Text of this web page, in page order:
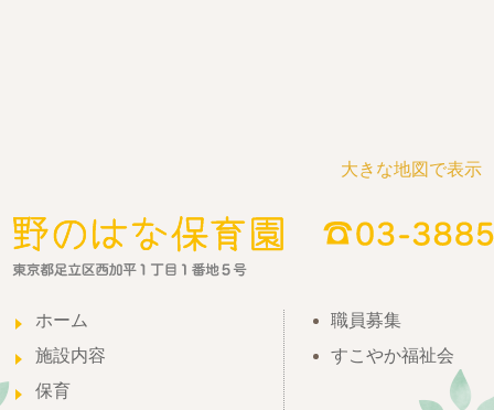
大きな地図で表示
ホーム
施設内容
保育
職員募集
すこやか福祉会